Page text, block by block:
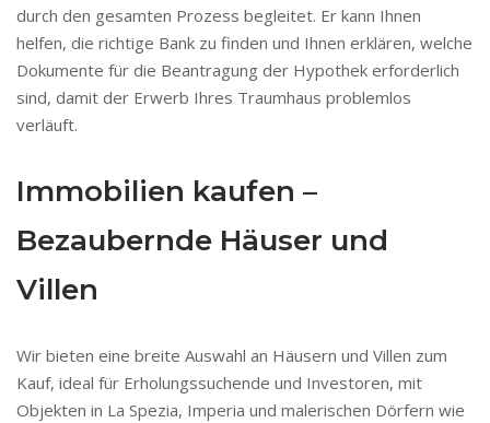
durch den gesamten Prozess begleitet. Er kann Ihnen
helfen, die richtige Bank zu finden und Ihnen erklären, welche
Dokumente für die Beantragung der Hypothek erforderlich
sind, damit der Erwerb Ihres Traumhaus problemlos
verläuft.
Immobilien kaufen –
Bezaubernde Häuser und
Villen
Wir bieten eine breite Auswahl an Häusern und Villen zum
Kauf, ideal für Erholungssuchende und Investoren, mit
Objekten in La Spezia, Imperia und malerischen Dörfern wie